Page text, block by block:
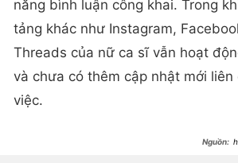
năng bình luận công khai. Trong
tảng khác như Instagram,
Threads của nữ ca sĩ vẫn hoạt
và chưa có thêm cập nhật mới liên
việc.